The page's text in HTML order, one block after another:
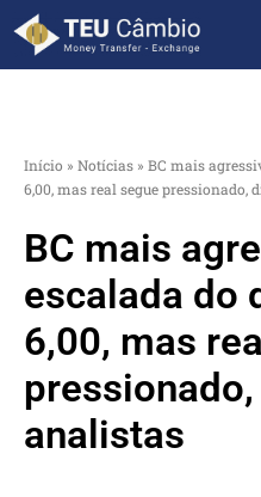
Início » Notícias » BC mais
6,00, mas real segue pressionado,
BC mais
escalada do
6,00, mas
analistas